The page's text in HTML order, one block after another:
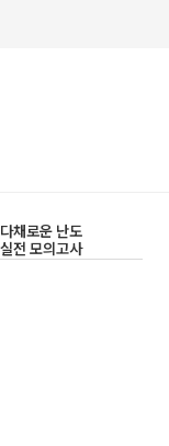
다채로운 난도
실전 모의고사